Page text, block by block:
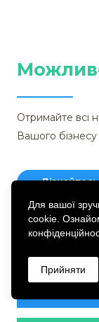
Отримайте всі
Вашого
Для вашої
cookie.
Прийняти